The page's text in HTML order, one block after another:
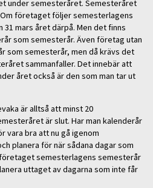
under semesteråret. Semesteråret
företaget följer semesterlagens
mars året därpå. Men det finns
som semesterår. Även företag utan
som semesterår, men då krävs det
sammanfaller. Det innebär att
året också är den som man tar ut
är alltså att minst 20
är slut. Har man kalenderår
vara bra att nu gå igenom
planera för när sådana dagar som
semesterlagens semesterår
uttaget av dagarna som inte får